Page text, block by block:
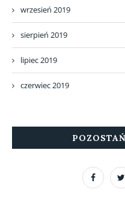
wrzesień 2019
sierpień 2019
lipiec 2019
czerwiec 2019